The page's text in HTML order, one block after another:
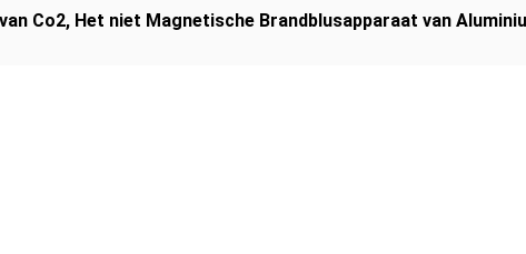
Co2, Het niet Magnetische Brandblusapparaat van